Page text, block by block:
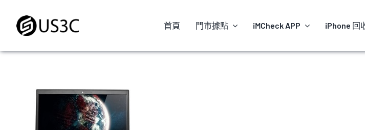
content
首頁 門市據點 iMCheck APP iPhone 回